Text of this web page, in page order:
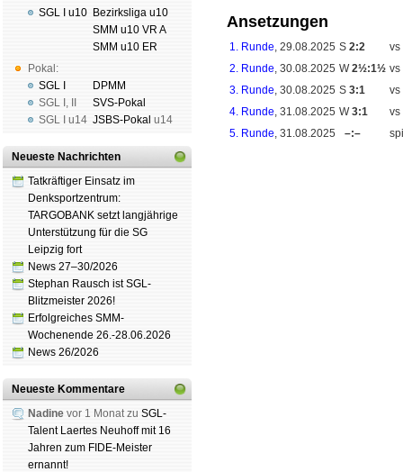
SGL I u10
Pokal:
SGL I
SGL I ,
SGL I
u14
Bezirksliga u10
SMM u10 VR A
SMM u10 ER
DPMM
SVS-Pokal
JSBS-Pokal u14
Neueste Nachrichten
Tatkräftiger Einsatz im
Denksportzentrum:
TARGOBANK setzt langjährige
Unterstützung für die SG
Leipzig fort
News 27–30/2026
Stephan Rausch ist SGL-
Blitzmeister 2026!
Erfolgreiches SMM-
Wochenende 26.-28.06.2026
News 26/2026
Neueste Kommentare
Nadine vor 1 Monat zu SGL-
Talent Laertes Neuhoff mit 16
Jahren zum FIDE-Meister
ernannt!
Ansetzungen
1. Runde, 29.08.2025 S 2:2
vs
2. Runde, 30.08.2025 W2½:1½ vs
3. Runde, 30.08.2025 S 3:1
vs
4. Runde, 31.08.2025 W3:1
vs
5. Runde, 31.08.2025 –:–